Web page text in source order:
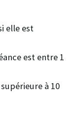
elle est
est entre 1
à 10